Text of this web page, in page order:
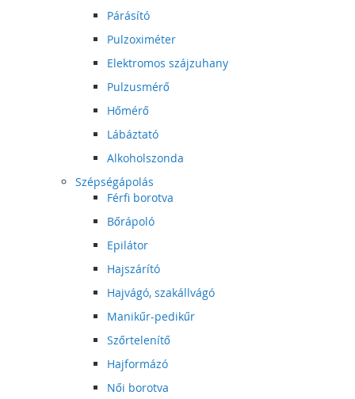
Párásító
Pulzoximéter
Elektromos szájzuhany
Pulzusmérő
Hőmérő
Lábáztató
Alkoholszonda
Szépségápolás
Férfi borotva
Bőrápoló
Epilátor
Hajszárító
Hajvágó, szakállvágó
Manikűr-pedikűr
Szőrtelenítő
Hajformázó
Női borotva